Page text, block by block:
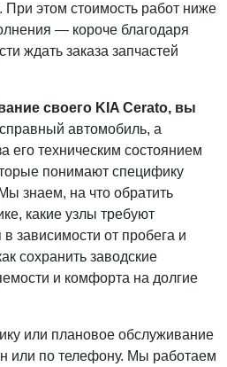
этом стоимость работ ниже
— короче благодаря
ждать заказа запчастей
своего KIA Cerato, вы
автомобиль, а
его техническим состоянием
понимают специфику
знаем, на что обратить
какие узлы требуют
зависимости от пробега и
сохранить заводские
и комфорта на долгие
или плановое обслуживание
или по телефону. Мы работаем